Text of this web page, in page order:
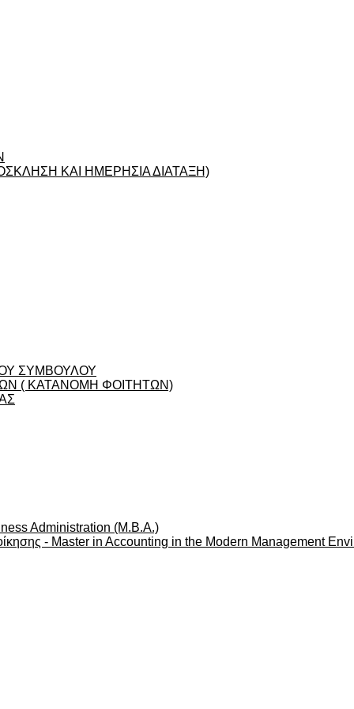
ΚΑΙ ΗΜΕΡΗΣΙΑ ΔΙΑΤΑΞΗ)
ΣΥΜΒΟΥΛΟΥ
( ΚΑΤΑΝΟΜΗ ΦΟΙΤΗΤΩΝ)
Administration (M.B.A.)
- Master in Accounting in the Modern Management